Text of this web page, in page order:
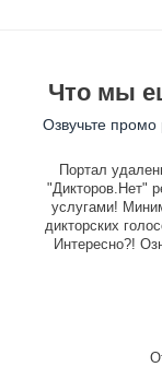
Что мы
Озвучьте
Портал
"Дикторов.Нет"
услугами!
дикторских
Интересно?!